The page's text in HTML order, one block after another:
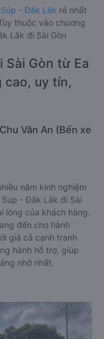
- Đắk Lắk rẻ nhất
thuộc vào chương
Lắk đi Sài Gòn
Sài Gòn từ Ea
cao, uy tín,
Văn An (Bến xe
năm kinh nghiệm
- Đắk Lắk đi Sài
lòng của khách hàng.
đến cho hành
giá cả cạnh tranh
hành hỗ trợ, giúp
nhớ nhất.